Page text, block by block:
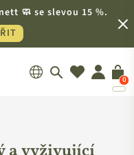
🧼 se slevou 15 %.
0